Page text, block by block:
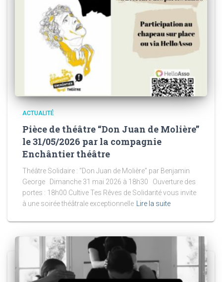
ACTUALITÉ
Pièce de théâtre “Don Juan de Molière”
le 31/05/2026 par la compagnie
Enchântier théâtre
Théâtre Solidaire : “Don Juan de Molière” par Benjamin
George Dimanche 31 mai 2026 à 18h30 Ouverture des
portes : 18h00 Cultive Tes Rêves de Solidarité vous invite
à une soirée théâtrale exceptionnelle
Lire la suite